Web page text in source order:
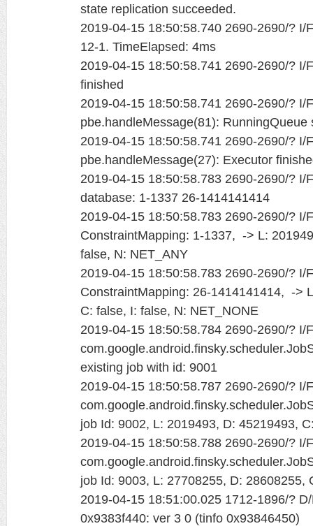
state replication succeeded.
2019-04-15 18:50:58.740 2690-2690/? I/
12-1. TimeElapsed: 4ms
2019-04-15 18:50:58.741 2690-2690/? I/
finished
2019-04-15 18:50:58.741 2690-2690/? I/
pbe.handleMessage(81):
2019-04-15 18:50:58.741 2690-2690/? I/
pbe.handleMessage(27): Executor
2019-04-15 18:50:58.783 2690-2690/? I/
database: 1-1337 26-1414141414
2019-04-15 18:50:58.783 2690-2690/? I/
ConstraintMapping: 1-1337, -> L:
false, N: NET_ANY
2019-04-15 18:50:58.783 2690-2690/? I/
ConstraintMapping: 26-1414141414, ->
C: false, I: false, N: NET_NONE
2019-04-15 18:50:58.784 2690-2690/? I/
existing job with id: 9001
2019-04-15 18:50:58.787 2690-2690/? I/
job Id: 9002, L: 2019493, D: 45219493,
2019-04-15 18:50:58.788 2690-2690/? I/
job Id: 9003, L: 27708255, D: 28608255,
2019-04-15 18:51:00.025 1712-1896/?
0x9383f440: ver 3 0 (tinfo 0x93846450)